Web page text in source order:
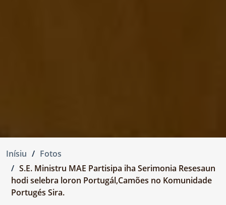
Inísiu
Fotos
S.E. Ministru MAE Partisipa iha Serimonia Resesaun
hodi selebra loron Portugál,Camões no Komunidade
Portugés Sira.